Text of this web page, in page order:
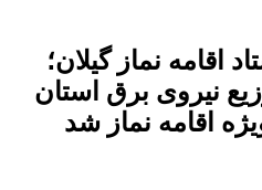
نماز گیلان؛
نیروی برق استان
اقامه نماز شد